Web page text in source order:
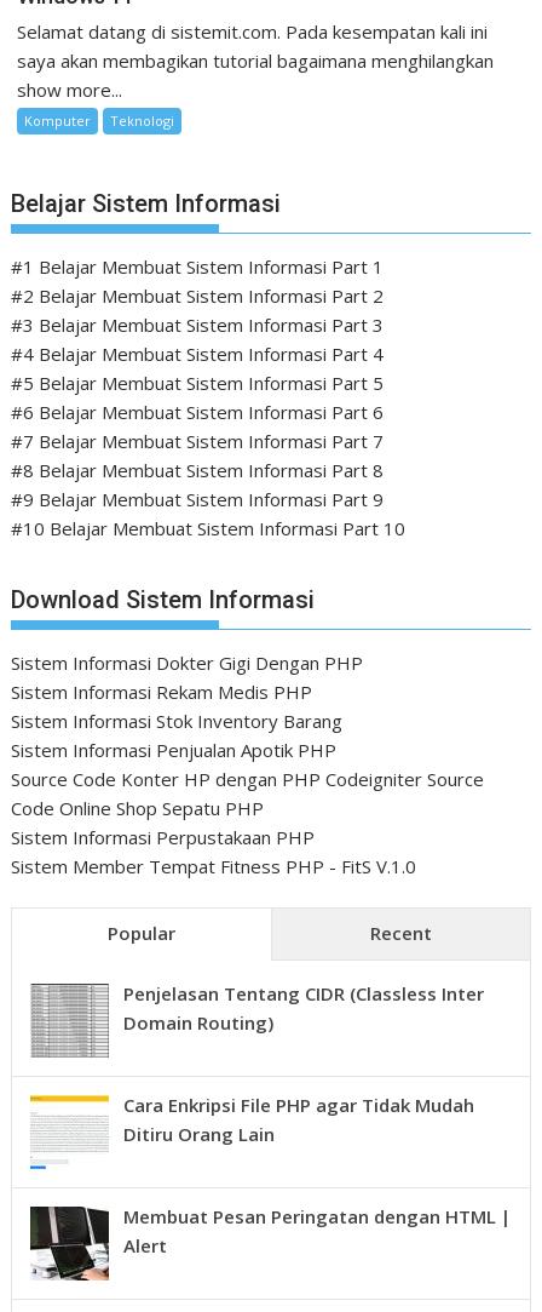
Selamat datang di sistemit.com. Pada kesempatan kali ini
saya akan membagikan tutorial bagaimana menghilangkan
show more...
Komputer Teknologi
Belajar Sistem Informasi
#1 Belajar Membuat Sistem Informasi Part 1
#2 Belajar Membuat Sistem Informasi Part 2
#3 Belajar Membuat Sistem Informasi Part 3
#4 Belajar Membuat Sistem Informasi Part 4
#5 Belajar Membuat Sistem Informasi Part 5
#6 Belajar Membuat Sistem Informasi Part 6
#7 Belajar Membuat Sistem Informasi Part 7
#8 Belajar Membuat Sistem Informasi Part 8
#9 Belajar Membuat Sistem Informasi Part 9
#10 Belajar Membuat Sistem Informasi Part 10
Download Sistem Informasi
Sistem Informasi Dokter Gigi Dengan PHP
Sistem Informasi Rekam Medis PHP
Sistem Informasi Stok Inventory Barang
Sistem Informasi Penjualan Apotik PHP
Source Code Konter HP dengan PHP Codeigniter Source
Code Online Shop Sepatu PHP
Sistem Informasi Perpustakaan PHP
Sistem Member Tempat Fitness PHP - FitS V.1.0
Popular Recent
Penjelasan Tentang CIDR (Classless Inter
Domain Routing)
Cara Enkripsi File PHP agar Tidak Mudah
Ditiru Orang Lain
Membuat Pesan Peringatan dengan HTML |
Alert